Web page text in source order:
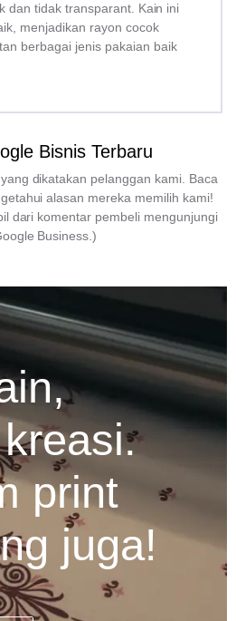
dan tidak transparant. Kain ini
menjadikan rayon cocok
berbagai jenis pakaian baik
Bisnis Terbaru
dikatakan pelanggan kami. Baca
alasan mereka memilih kami!
dari komentar pembeli mengunjungi
Business.)
print
juga!